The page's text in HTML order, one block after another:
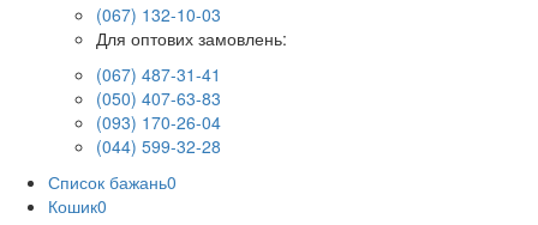
(067) 132-10-03
Для оптових замовлень:
(067) 487-31-41
(050) 407-63-83
(093) 170-26-04
(044) 599-32-28
Список бажань0
Кошик0